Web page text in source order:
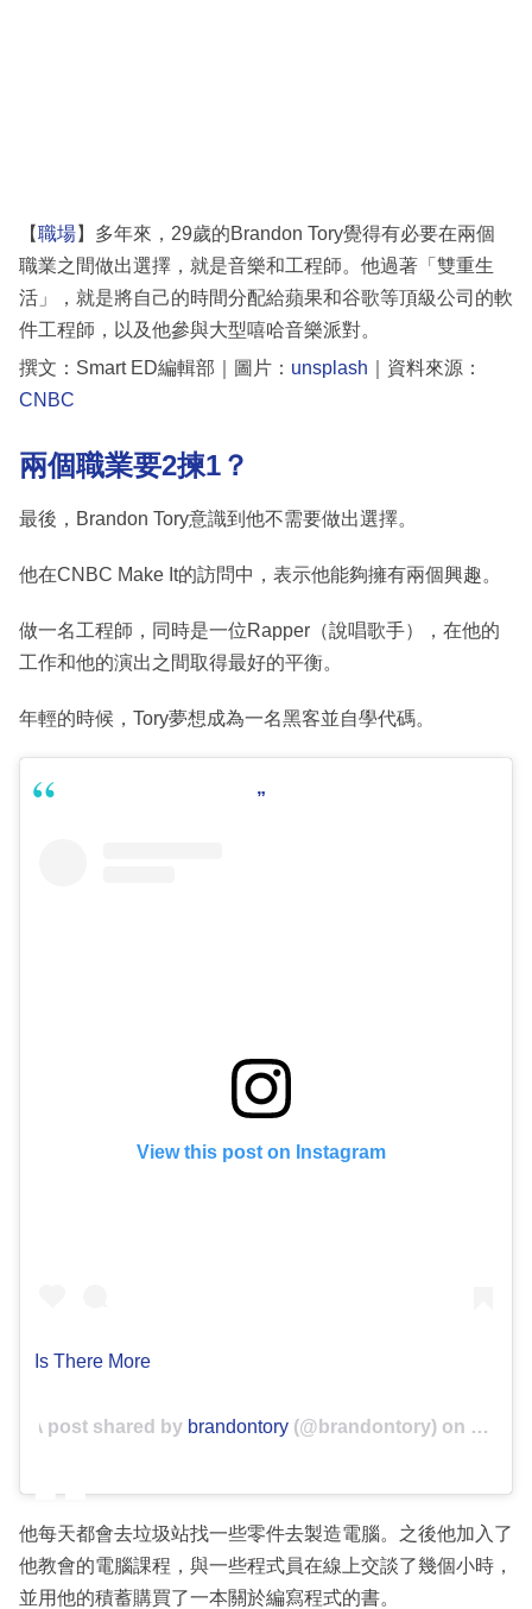
區
【職場】多年來，29歲的Brandon Tory覺得有必要在兩個
職業之間做出選擇，就是音樂和工程師。他過著「雙重生
活」，就是將自己的時間分配給蘋果和谷歌等頂級公司的軟
件工程師，以及他參與大型嘻哈音樂派對。
撰文：Smart ED編輯部｜圖片： unsplash ｜資料來源：
CNBC
兩個職業要2揀1？
最後，Brandon Tory意識到他不需要做出選擇。
他在CNBC Make It的訪問中，表示他能夠擁有兩個興趣。
做一名工程師，同時是一位Rapper（說唱歌手），在他的
工作和他的演出之間取得最好的平衡。
年輕的時候，Tory夢想成為一名黑客並自學代碼。
View this post on Instagram
Is There More
A post shared by brandontory(@brandontory) on Jun 29,
他每天都會去垃圾站找一些零件去製造電腦。之後他加入了
他教會的電腦課程，與一些程式員在線上交談了幾個小時，
並用他的積蓄購買了一本關於編寫程式的書。